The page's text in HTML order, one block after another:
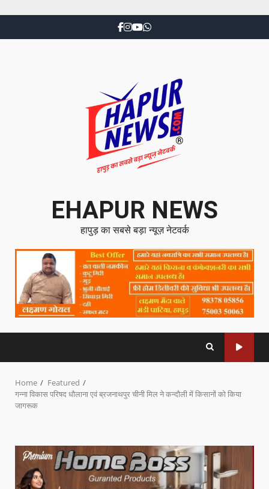
EHAPUR NEWS
हापुड़ का सबसे बड़ा न्यूज़ नेटवर्क
Home
Featured
गन्ना विकास परिषद धौलाना एवं ब्रजनाथपुर चीनी मिल ने कन्दौली में किसानों को किया
जागरूक